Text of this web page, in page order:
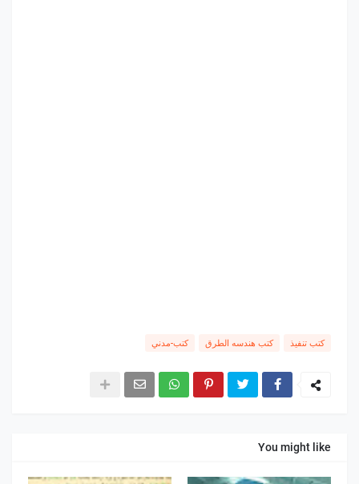
كتب تنفيذ كتب هندسه الطرق كتب-مدني
You might like